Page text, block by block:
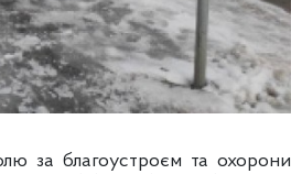
за благоустроєм та охорони